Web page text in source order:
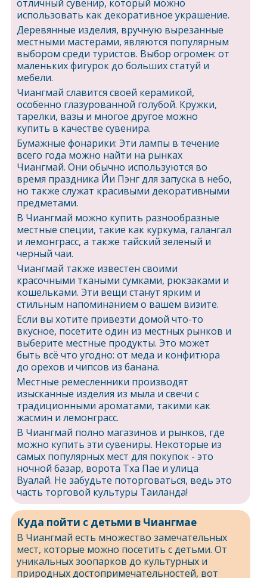
отличный сувенир, который можно
использовать как декоративное украшение.
Деревянные изделия, вручную вырезанные
местными мастерами, являются популярным
выбором среди туристов. Выбор огромен: от
маленьких фигурок до больших статуй и
мебели.
Чиангмай славится своей керамикой,
особенно глазурованной голубой. Кружки,
тарелки, вазы и многое другое можно
купить в качестве сувенира.
Бумажные фонарики: Эти лампы в течение
всего года можно найти на рынках
Чиангмай. Они обычно используются во
время праздника Йи Пэнг для запуска в небо,
но также служат красивыми декоративными
предметами.
В Чиангмай можно купить разнообразные
местные специи, такие как куркума, галангал
и лемонграсс, а также тайский зеленый и
черный чаи.
Чиангмай также известен своими
красочными ткаными сумками, рюкзаками и
кошельками. Эти вещи станут ярким и
стильным напоминанием о вашем визите.
Если вы хотите привезти домой что-то
вкусное, посетите один из местных рынков и
выберите местные продукты. Это может
быть всё что угодно: от меда и конфитюра
до орехов и чипсов из банана.
Местные ремесленники производят
изысканные изделия из мыла и свечи с
традиционными ароматами, такими как
жасмин и лемонграсс.
В Чиангмай полно магазинов и рынков, где
можно купить эти сувениры. Некоторые из
самых популярных мест для покупок - это
ночной базар, ворота Тха Пае и улица
Вуалай. Не забудьте поторговаться, ведь это
часть торговой культуры Таиланда!
Куда пойти с детьми в Чиангмае
В Чиангмай есть множество замечательных
мест, которые можно посетить с детьми. От
уникальных зоопарков до культурных и
природных достопримечательностей, вот